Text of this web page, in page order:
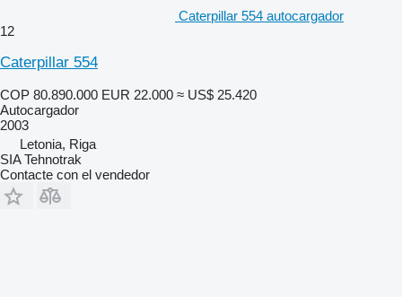
Caterpillar 554 autocargador
12
Caterpillar 554
COP 80.890.000 EUR 22.000 ≈ US$ 25.420
Autocargador
2003
Letonia, Riga
SIA Tehnotrak
Contacte con el vendedor